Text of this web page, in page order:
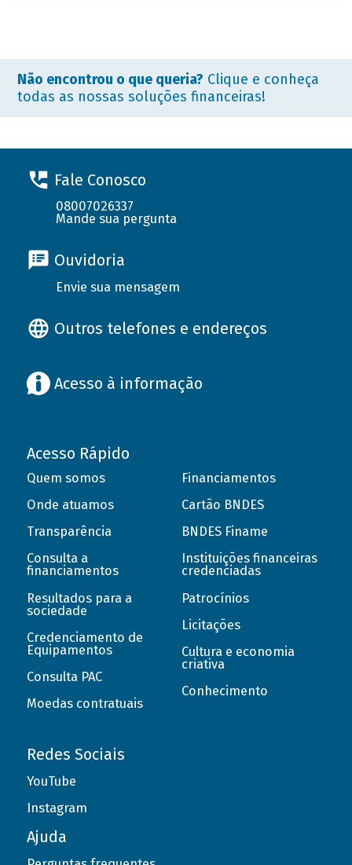
Não encontrou o que queria? Clique e conheça
todas as nossas soluções financeiras!
Fale Conosco
08007026337
Mande sua pergunta
Ouvidoria
Envie sua mensagem
Outros telefones e endereços
Acesso à informação
Acesso Rápido
Quem somos
Onde atuamos
Transparência
Consulta a
financiamentos
Resultados para a
sociedade
Credenciamento de
Equipamentos
Consulta PAC
Moedas contratuais
Financiamentos
Cartão BNDES
BNDES Finame
Instituições financeiras
credenciadas
Patrocínios
Licitações
Cultura e economia
criativa
Conhecimento
Redes Sociais
YouTube
Instagram
Ajuda